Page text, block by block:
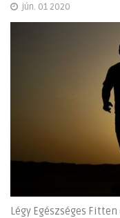
jún. 01 2020
Légy Egészséges